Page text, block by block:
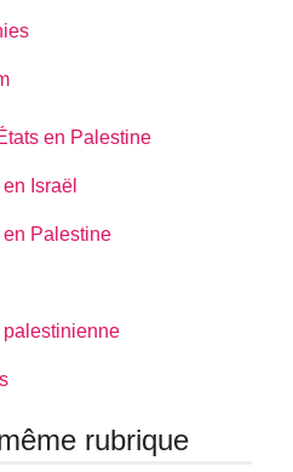
en Palestine
Israël
Palestine
palestinienne
rubrique